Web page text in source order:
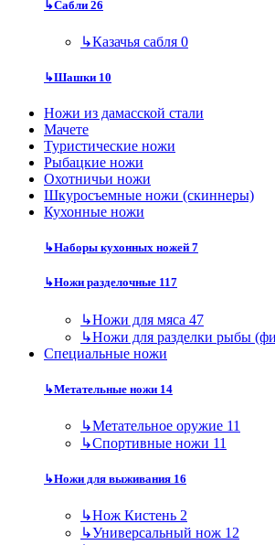
↳Сабли 26
↳Казачья сабля 0
↳Шашки 10
Ножи из дамасской стали
Мачете
Туристические ножи
Рыбацкие ножи
Охотничьи ножи
Шкуросъемные ножи (скиннеры)
Кухонные ножи
↳Наборы кухонных ножей 7
↳Ножи разделочные 117
↳Ножи для мяса 47
↳Ножи для разделки рыбы
Специальные ножи
↳Метательные ножи 14
↳Метательное оружие 11
↳Спортивные ножи 11
↳Ножи для выживания 16
↳Нож Кистень 2
↳Универсальный нож 12